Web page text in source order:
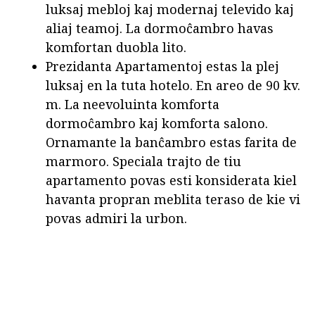
luksaj mebloj kaj modernaj televido kaj
aliaj teamoj. La dormoĉambro havas
komfortan duobla lito.
Prezidanta Apartamentoj estas la plej
luksaj en la tuta hotelo. En areo de 90 kv.
m. La neevoluinta komforta
dormoĉambro kaj komforta salono.
Ornamante la banĉambro estas farita de
marmoro. Speciala trajto de tiu
apartamento povas esti konsiderata kiel
havanta propran meblita teraso de kie vi
povas admiri la urbon.